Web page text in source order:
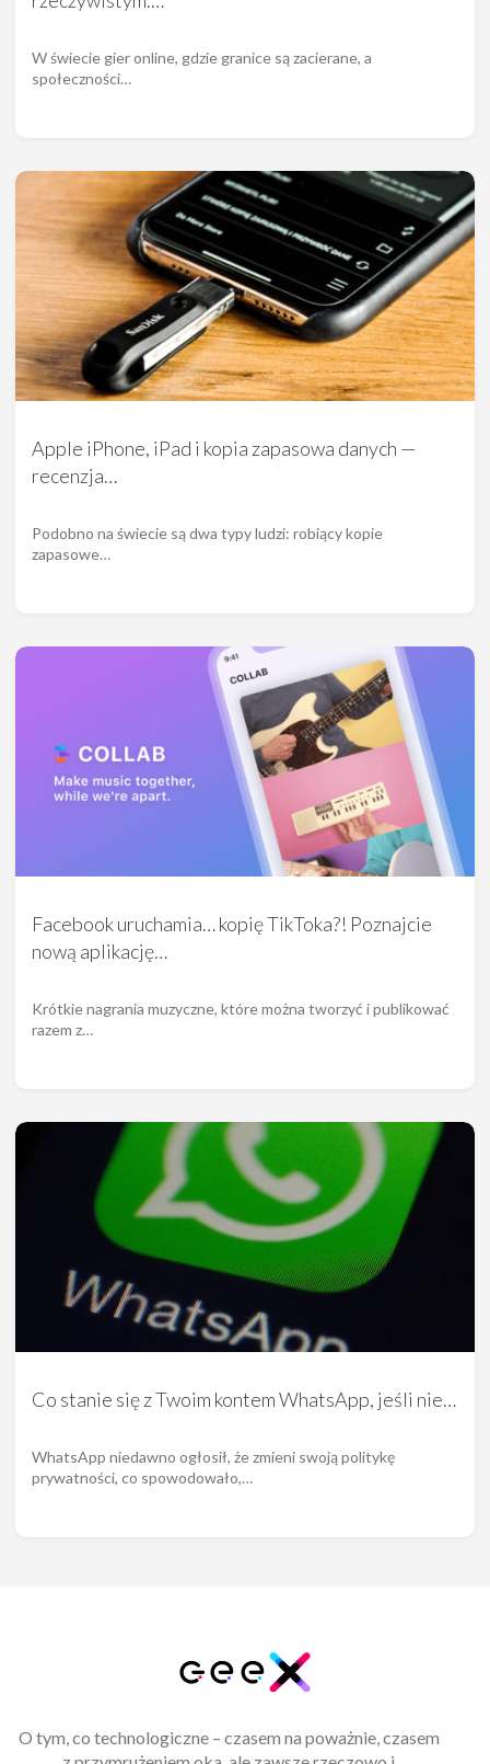
W świecie gier online, gdzie granice są zacierane, a
społeczności…
Apple iPhone, iPad i kopia zapasowa danych —
recenzja…
Podobno na świecie są dwa typy ludzi: robiący kopie
zapasowe…
Facebook uruchamia… kopię TikToka?! Poznajcie
nową aplikację…
Krótkie nagrania muzyczne, które można tworzyć i publikować
razem z…
Co stanie się z Twoim kontem WhatsApp, jeśli nie…
WhatsApp niedawno ogłosił, że zmieni swoją politykę
prywatności, co spowodowało,…
O tym, co technologiczne – czasem na poważnie, czasem